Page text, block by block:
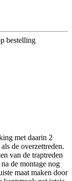
bestelling
met daarin 2
de overzettreden.
van de traptreden
de montage nog
maat maken door